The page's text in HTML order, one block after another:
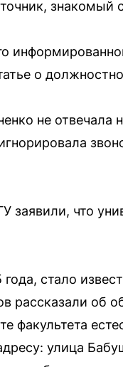
знакомый
о
не отвечала
заявили, что
стало
рассказали об
факультета
улица